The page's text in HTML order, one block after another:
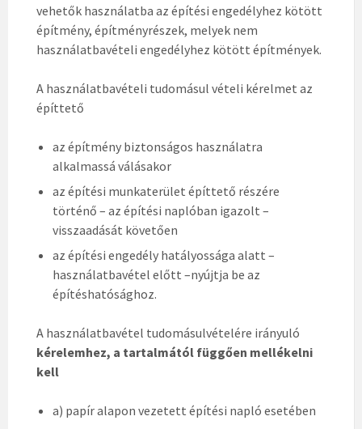
vehetők használatba az építési engedélyhez kötött
építmény, építményrészek, melyek nem
használatbavételi engedélyhez kötött építmények.
A használatbavételi tudomásul vételi kérelmet az
építtető
az építmény biztonságos használatra
alkalmassá válásakor
az építési munkaterület építtető részére
történő – az építési naplóban igazolt –
visszaadását követően
az építési engedély hatályossága alatt –
használatbavétel előtt –nyújtja be az
építéshatósághoz.
A használatbavétel tudomásulvételére irányuló
kérelemhez, a tartalmától függően mellékelni
kell
a) papír alapon vezetett építési napló esetében